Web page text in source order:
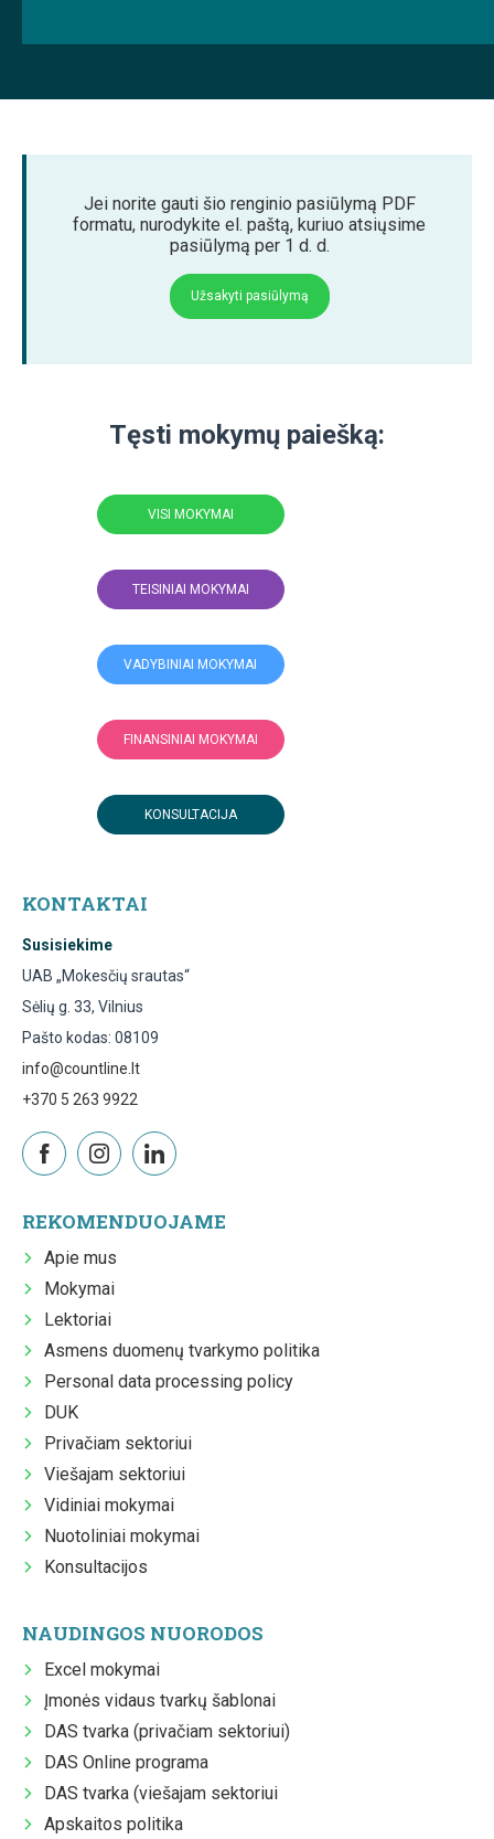
Jei norite gauti šio renginio pasiūlymą PDF
formatu, nurodykite el. paštą, kuriuo atsiųsime
pasiūlymą per 1 d. d.
Užsakyti pasiūlymą
Tęsti mokymų paiešką:
VISI MOKYMAI
TEISINIAI MOKYMAI
VADYBINIAI MOKYMAI
FINANSINIAI MOKYMAI
KONSULTACIJA
KONTAKTAI
Susisiekime
UAB „Mokesčių srautas“
Sėlių g. 33, Vilnius
Pašto kodas: 08109
info@countline.lt
+370 5 263 9922
REKOMENDUOJAME
Apie mus
Mokymai
Lektoriai
Asmens duomenų tvarkymo politika
Personal data processing policy
DUK
Privačiam sektoriui
Viešajam sektoriui
Vidiniai mokymai
Nuotoliniai mokymai
Konsultacijos
NAUDINGOS NUORODOS
Excel mokymai
Įmonės vidaus tvarkų šablonai
DAS tvarka (privačiam sektoriui)
DAS Online programa
DAS tvarka (viešajam sektoriui
Apskaitos politika